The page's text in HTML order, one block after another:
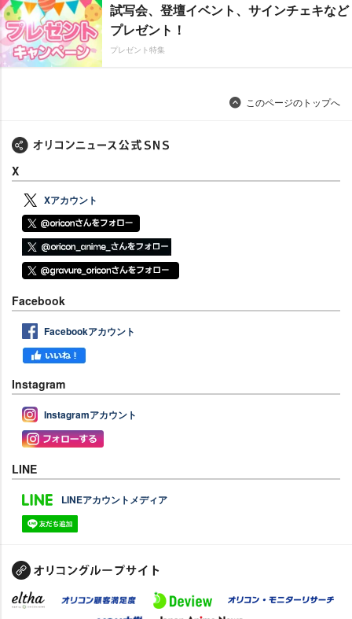
試写会、登壇イベント、サインチェキなど
プレゼント！
プレゼント特集
このページのトップへ
X
Xアカウント
Facebook
Facebookアカウント
Instagram
Instagramアカウント
LINE
LINEアカウントメディア